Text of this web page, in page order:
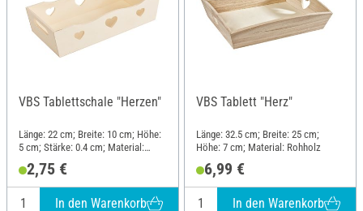
VBS Tablettschale "Herzen"
Länge: 22 cm; Breite: 10 cm; Höhe:
5 cm; Stärke: 0.4 cm; Material:
2,75 €
In den Warenkorb
VBS Tablett "Herz"
Länge: 32.5 cm; Breite: 25 cm;
Höhe: 7 cm; Material: Rohholz
6,99 €
In den Warenkorb